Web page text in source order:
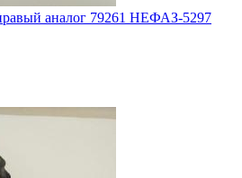
аналог 79261 НЕФАЗ-5297